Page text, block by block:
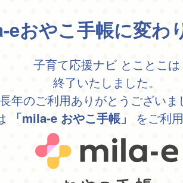
eおやこ手帳に変わ
子育て応援ナビ とことこは
終了いたしました。
長年のご利用ありがとうございま
「mila-e おやこ手帳」 をご利